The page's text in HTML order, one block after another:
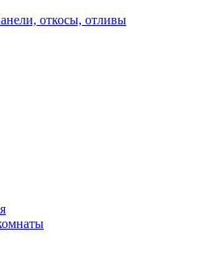
откосы, отливы